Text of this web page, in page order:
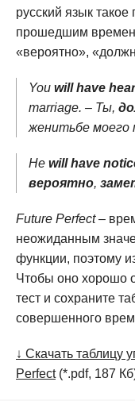
русский язык
прошедшим
«вероятно»,
You will have
marriage. – Ты,
женитьбе моего
He will have
вероятно,
Future Perfect–
неожиданным
функции, поэтому
Чтобы оно хорошо
тест и сохраните
совершенного
↓ Скачать таблицу
Perfect(*.pdf, 187